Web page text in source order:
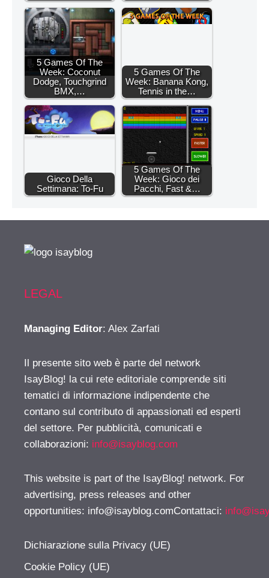
5 Games Of The
Week: Coconut
Dodge, Touchgrind
BMX,…
5 Games Of The
Week: Banana Kong,
Tennis in the…
Gioco Della
Settimana: To-Fu
5 Games Of The
Week: Gioco dei
Pacchi, Fast &…
LEGAL
Managing Editor: Alex Zarfati
Il presente sito web è parte del network
IsayBlog! la cui rete editoriale comprende siti
tematici di informazione indipendente che
contano sul contributo di appassionati ed esperti
del settore. Per pubblicità, comunicati e
collaborazioni: info@isayblog.com
This website is part of the IsayBlog! network. For
advertising, press releases and other
opportunities: info@isayblog.comContattaci:
Dichiarazione sulla Privacy (UE)
Cookie Policy (UE)